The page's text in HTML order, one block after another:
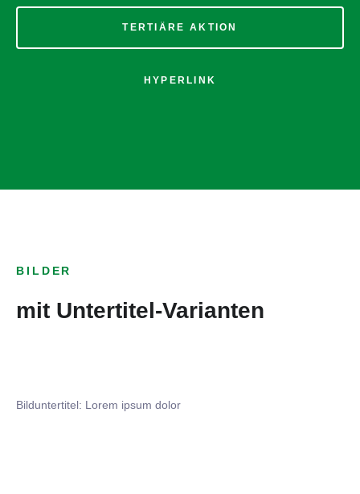
TERTIÄRE AKTION
HYPERLINK
BILDER
mit Untertitel-Varianten
Bilduntertitel: Lorem ipsum dolor